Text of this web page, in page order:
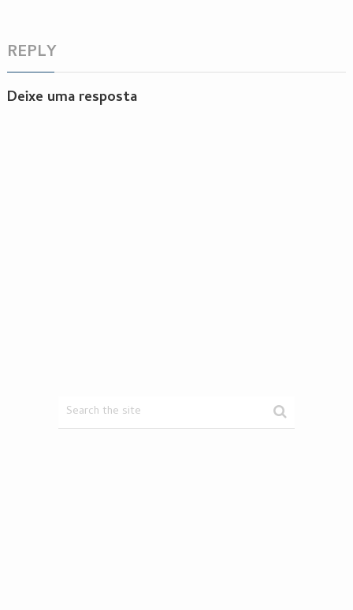
REPLY
Deixe uma resposta